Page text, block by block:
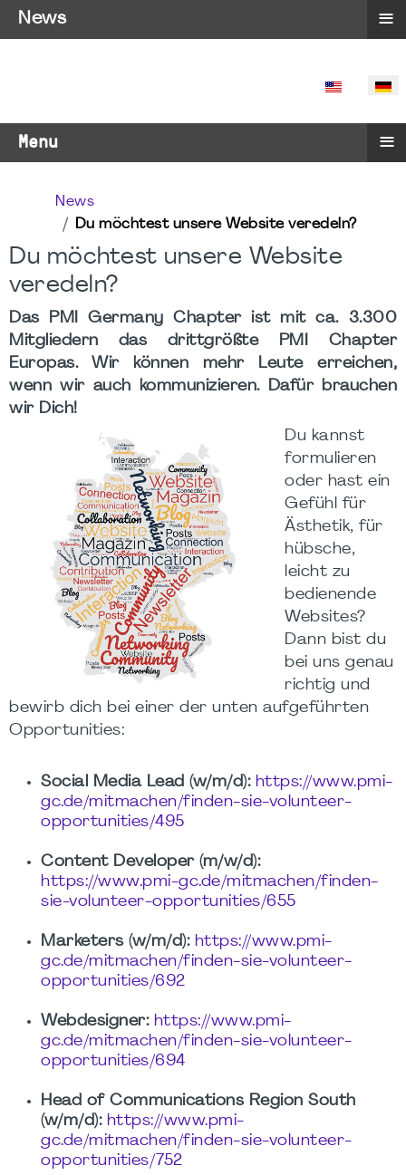
SPRACHE
Menu ≡
News
Du möchtest unsere Website veredeln?
Du möchtest unsere Website
veredeln?
Das PMI Germany Chapter ist mit ca. 3.300
Mitgliedern das drittgrößte PMI Chapter
Europas. Wir können mehr Leute erreichen,
wenn wir auch kommunizieren. Dafür brauchen
wir Dich!
Du kannst
formulieren
oder hast ein
Gefühl für
Ästhetik, für
hübsche,
leicht zu
bedienende
Websites?
Dann bist du
bei uns genau
richtig und
bewirb dich bei einer der unten aufgeführten
Opportunities:
Social Media Lead (w/m/d): https://www.pmi-
gc.de/mitmachen/finden-sie-volunteer-
opportunities/495
Content Developer (m/w/d):
https://www.pmi-gc.de/mitmachen/finden-
sie-volunteer-opportunities/655
Marketers (w/m/d): https://www.pmi-
gc.de/mitmachen/finden-sie-volunteer-
opportunities/692
Webdesigner: https://www.pmi-
gc.de/mitmachen/finden-sie-volunteer-
opportunities/694
Head of Communications Region South
(w/m/d): https://www.pmi-
gc.de/mitmachen/finden-sie-volunteer-
opportunities/752
News ≡